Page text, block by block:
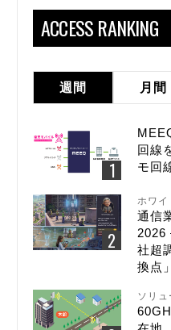
ACCESS RANKING
週間 月間
回線
モ回
ホワイ
通信
社超
換点」
ソリ